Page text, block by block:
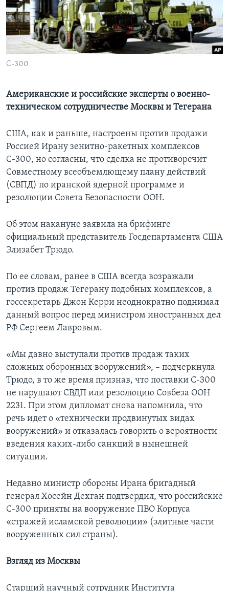
Learning English
СОЦИАЛЬНЫЕ СЕТИ
Языки
С-300
Американские и российские эксперты о военно-
техническом сотрудничестве Москвы и Тегерана
США, как и раньше, настроены против продажи
Россией Ирану зенитно-ракетных комплексов
С-300, но согласны, что сделка не противоречит
Совместному всеобъемлющему плану действий
(СВПД) по иранской ядерной программе и
резолюции Совета Безопасности ООН.
Об этом накануне заявила на брифинге
официальный представитель Госдепартамента США
Элизабет Трюдо.
По ее словам, ранее в США всегда возражали
против продаж Тегерану подобных комплексов, а
госсекретарь Джон Керри неоднократно поднимал
данный вопрос перед министром иностранных дел
РФ Сергеем Лавровым.
«Мы давно выступали против продаж таких
сложных оборонных вооружений», – подчеркнула
Трюдо, в то же время признав, что поставки С-300
не нарушают СВДП или резолюцию Совбеза ООН
2231. При этом дипломат снова напомнила, что
речь идет о «технически продвинутых видах
вооружений» и отказалась говорить о вероятности
введения каких-либо санкций в нынешней
ситуации.
Недавно министр обороны Ирана бригадный
генерал Хосейн Дехган подтвердил, что российские
С-300 приняты на вооружение ПВО Корпуса
«стражей исламской революции» (элитные части
вооруженных сил страны).
Взгляд из Москвы
Старший научный сотрудник Института